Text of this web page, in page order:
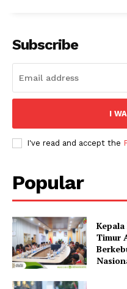
Subscribe
I
I've read and accept the
Popular
Timur